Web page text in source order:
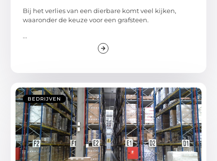
Bij het verlies van een dierbare komt veel kijken,
waaronder de keuze voor een grafsteen.
...
BEDRIJVEN